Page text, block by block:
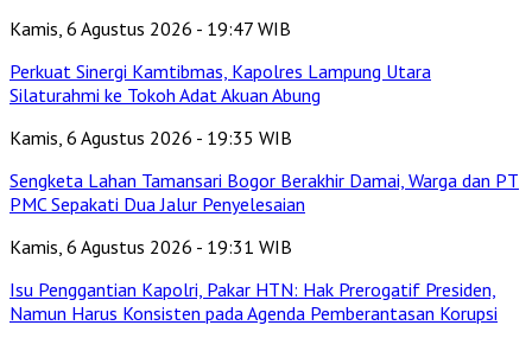
Kamis, 6 Agustus 2026 - 19:47 WIB
Perkuat Sinergi Kamtibmas, Kapolres Lampung Utara
Silaturahmi ke Tokoh Adat Akuan Abung
Kamis, 6 Agustus 2026 - 19:35 WIB
Sengketa Lahan Tamansari Bogor Berakhir Damai, Warga dan PT
PMC Sepakati Dua Jalur Penyelesaian
Kamis, 6 Agustus 2026 - 19:31 WIB
Isu Penggantian Kapolri, Pakar HTN: Hak Prerogatif Presiden,
Namun Harus Konsisten pada Agenda Pemberantasan Korupsi